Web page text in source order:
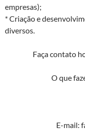
empresas);
* Criação e
diversos.
Faça contato
O que
E-mail: